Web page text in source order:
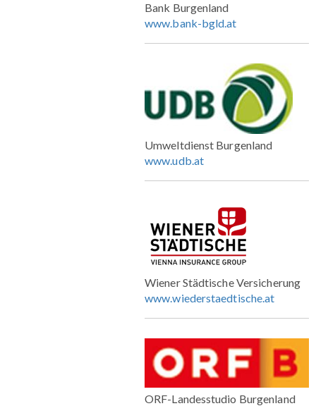
Bank Burgenland
www.bank-bgld.at
Umweltdienst Burgenland
www.udb.at
Wiener Städtische Versicherung
www.wiederstaedtische.at
ORF-Landesstudio Burgenland